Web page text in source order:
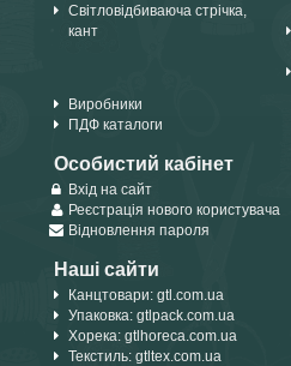
Світловідбиваюча стрічка,
кант
Виробники
ПДФ каталоги
Особистий кабінет
Вхід на сайт
Реєстрація нового користувача
Відновлення пароля
Наші сайти
Канцтовари: gtl.com.ua
Упаковка: gtlpack.com.ua
Хорека: gtlhoreca.com.ua
Текстиль: gtltex.com.ua